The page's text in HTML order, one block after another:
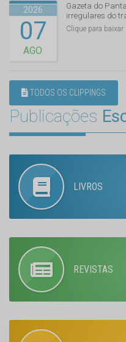
2026
07
AGO
Gazeta do
irregulares do
Clique para baixar
TODOS OS CLIPPINGS
Publicações
LIVROS
REVISTAS